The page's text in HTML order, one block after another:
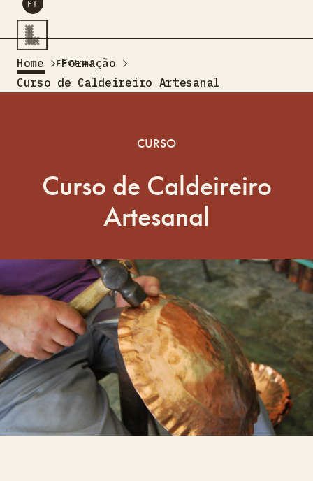
PESQUISAR
PT
Residências Criativas
Montra
PT
FECHAR
Home
Formação
Curso de Caldeireiro Artesanal
CURSO
Curso de Caldeireiro
Artesanal